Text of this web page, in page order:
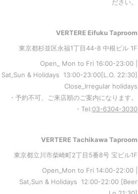
ださい。
VERTERE Eifuku Taproom
東京都杉並区永福1丁目44-8 中根ビル 1F
Open_ Mon to Fri 16:00-23:00 |
Sat,Sun & Holidays 13:00-23:00[L .O. 22:30]
Close_Irregular holidays
・予約不可、ご来店順のご案内になります。
・Tel:03-6304-3030
VERTERE Tachikawa Taproom
東京都立川市柴崎町2丁目5番8号 宝ビル1F
Open_Mon to Fri 14:00-22:00 |
Sat,Sun & Holidays 12:00-22:00 [Beer